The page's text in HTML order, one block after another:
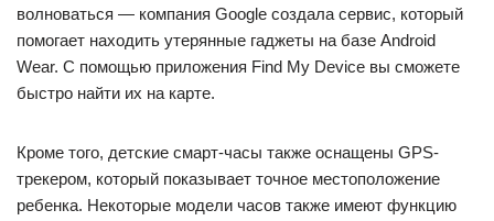
волноваться — компания Google создала сервис, который
помогает находить утерянные гаджеты на базе Android
Wear. С помощью приложения Find My Device вы сможете
быстро найти их на карте.
Кроме того, детские смарт-часы также оснащены GPS-
трекером, который показывает точное местоположение
ребенка. Некоторые модели часов также имеют функцию